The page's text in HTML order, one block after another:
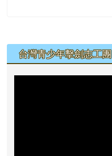
左邊區域內容
台灣青少年擊劍志工團